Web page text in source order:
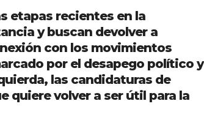
etapas recientes en la
y buscan devolver a
con los movimientos
por el desapego político y
las candidaturas de
quiere volver a ser útil para la